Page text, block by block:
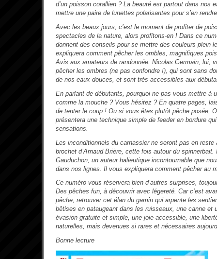
d’un poisson corallien ? La beauté est partout dans nos
mettre une paire de lunettes polarisantes pour s’en
Avec les beaux jours, c’est le moment de profiter de
spectacles de la nature, alors profitons-en ! Dans ce
donnent des conseils pour se mettre des couleurs plein
expliquera comment pêcher les ombles, magnifiques
Avis aux amateurs de randonnée. Nicolas Germain, lui,
pêcher les ombres (ne pas confondre !), qui sont sans
de nos eaux douces, et sont très accessibles aux
En parlant de débutants, pourquoi ne pas vous mettre à
comme la mouche ? Vous hésitez ? En quatre pages,
de tenter le coup ! Ou si vous êtes plutôt pêche posée,
présentera une technique simple de feeder en bordure
sensations.
Les inconditionnels du carnassier ne seront pas en
brochet d’Arnaud Brière, cette fois autour du
Gauduchon, un auteur halieutique incontournable que
dans nos lignes. Il vous expliquera comment pêcher au
Ce numéro vous réservera bien d’autres surprises,
Des pêches fun, à découvrir avec légereté. Car c’est
pêche, retrouver cet élan du gamin qui arpente les
bêtises en pataugeant dans les ruisseaux, une canne
évasion gratuite et simple, une joie accessible, une
naturelles, mais devenues si rares et nécessaires
Bonne lecture